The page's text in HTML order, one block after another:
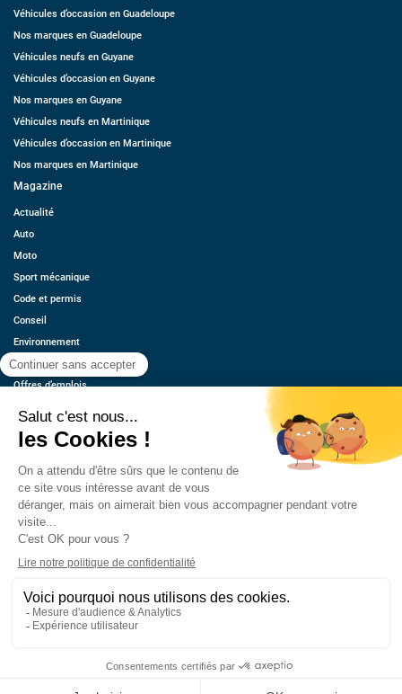
Véhicules d’occasion en Guadeloupe
Nos marques en Guadeloupe
Véhicules neufs en Guyane
Véhicules d’occasion en Guyane
Nos marques en Guyane
Véhicules neufs en Martinique
Véhicules d’occasion en Martinique
Nos marques en Martinique
Magazine
Actualité
Auto
Moto
Sport mécanique
Code et permis
Conseil
Environnement
Économie
Offres d’emplois
Contact
Estimez votre voiture
Mentions légales
CGU